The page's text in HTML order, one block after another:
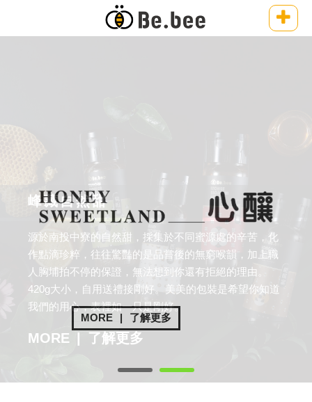
MORE | 了解更多
峰藏自然甜
源於南投中寮的自然甜，採集於不同蜜源處的辛苦，化
作點滴珍粹，往往驚豔的是品嘗後的無窮喉韻，加上職
人胸埔拍不停的保證，無法想到你還有拒絕的理由。
420g大小，自用送禮接剛好。美美的包裝是希望你知道
我們的用心，表裡如一只是剛好。
MORE 了解更多
1 2